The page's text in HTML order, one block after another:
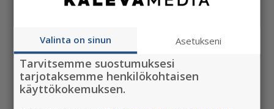
Kaleva Media ja Ilkka yh­dis­tä­vät me­dia­lii­
ke­toi­min­tan­sa
3.4.2025 - 14:56
Rantalakeuden uusi päätoimittaja on
Valinta on sinun Asetukseni
Tarvitsemme suostumuksesi
tarjotaksemme henkilökohtaisen
käyttökokemuksen.